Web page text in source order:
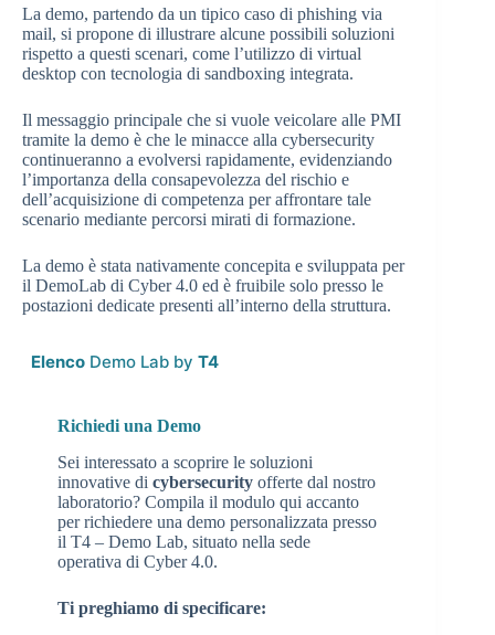
La demo, partendo da un tipico caso di phishing via
mail, si propone di illustrare alcune possibili soluzioni
rispetto a questi scenari, come l’utilizzo di virtual
desktop con tecnologia di sandboxing integrata.
Il messaggio principale che si vuole veicolare alle PMI
tramite la demo è che le minacce alla cybersecurity
continueranno a evolversi rapidamente, evidenziando
l’importanza della consapevolezza del rischio e
dell’acquisizione di competenza per affrontare tale
scenario mediante percorsi mirati di formazione.
La demo è stata nativamente concepita e sviluppata per
il DemoLab di Cyber 4.0 ed è fruibile solo presso le
postazioni dedicate presenti all’interno della struttura.
Elenco Demo Lab by T4
Richiedi una Demo
Sei interessato a scoprire le soluzioni
innovative di cybersecurity offerte dal nostro
laboratorio? Compila il modulo qui accanto
per richiedere una demo personalizzata presso
il T4 – Demo Lab, situato nella sede
operativa di Cyber 4.0.
Ti preghiamo di specificare: